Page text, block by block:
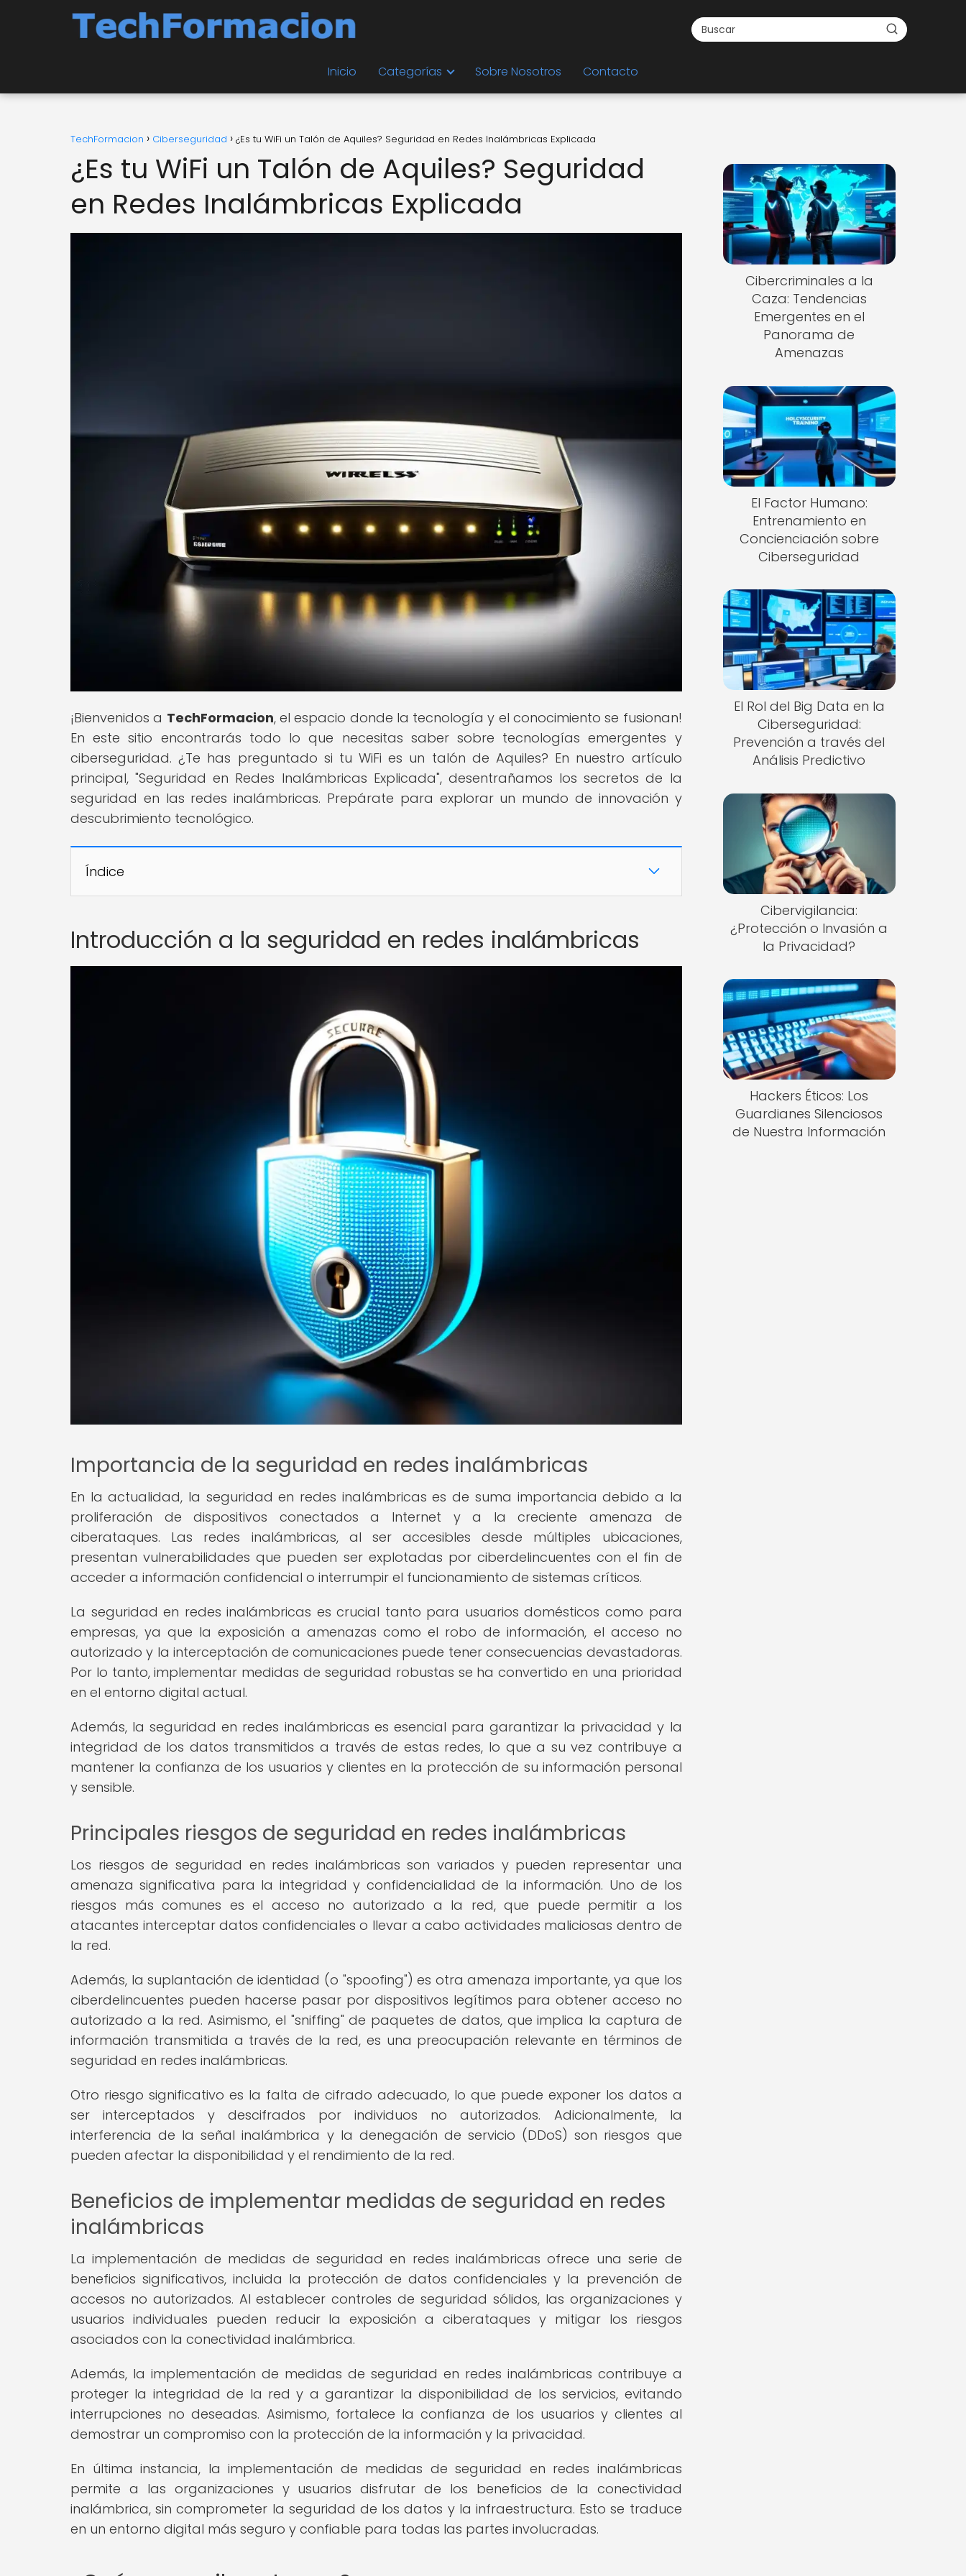
Inicio Categorías Sobre Nosotros Contacto
TechFormacion Ciberseguridad ¿Es tu WiFi un Talón de Aquiles? Seguridad en Redes Inalámbricas Explicada
¿Es tu WiFi un Talón de Aquiles? Seguridad
en Redes Inalámbricas Explicada
¡Bienvenidos a TechFormacion, el espacio donde la tecnología y el conocimiento se fusionan!
En este sitio encontrarás todo lo que necesitas saber sobre tecnologías emergentes y
ciberseguridad. ¿Te has preguntado si tu WiFi es un talón de Aquiles? En nuestro artículo
principal, "Seguridad en Redes Inalámbricas Explicada", desentrañamos los secretos de la
seguridad en las redes inalámbricas. Prepárate para explorar un mundo de innovación y
descubrimiento tecnológico.
Índice
Introducción a la seguridad en redes inalámbricas
Importancia de la seguridad en redes inalámbricas
En la actualidad, la seguridad en redes inalámbricas es de suma importancia debido a la
proliferación de dispositivos conectados a Internet y a la creciente amenaza de
ciberataques. Las redes inalámbricas, al ser accesibles desde múltiples ubicaciones,
presentan vulnerabilidades que pueden ser explotadas por ciberdelincuentes con el fin de
acceder a información confidencial o interrumpir el funcionamiento de sistemas críticos.
La seguridad en redes inalámbricas es crucial tanto para usuarios domésticos como para
empresas, ya que la exposición a amenazas como el robo de información, el acceso no
autorizado y la interceptación de comunicaciones puede tener consecuencias devastadoras.
Por lo tanto, implementar medidas de seguridad robustas se ha convertido en una prioridad
en el entorno digital actual.
Además, la seguridad en redes inalámbricas es esencial para garantizar la privacidad y la
integridad de los datos transmitidos a través de estas redes, lo que a su vez contribuye a
mantener la confianza de los usuarios y clientes en la protección de su información personal
y sensible.
Principales riesgos de seguridad en redes inalámbricas
Los riesgos de seguridad en redes inalámbricas son variados y pueden representar una
amenaza significativa para la integridad y confidencialidad de la información. Uno de los
riesgos más comunes es el acceso no autorizado a la red, que puede permitir a los
atacantes interceptar datos confidenciales o llevar a cabo actividades maliciosas dentro de
la red.
Además, la suplantación de identidad (o "spoofing") es otra amenaza importante, ya que los
ciberdelincuentes pueden hacerse pasar por dispositivos legítimos para obtener acceso no
autorizado a la red. Asimismo, el "sniffing" de paquetes de datos, que implica la captura de
información transmitida a través de la red, es una preocupación relevante en términos de
seguridad en redes inalámbricas.
Otro riesgo significativo es la falta de cifrado adecuado, lo que puede exponer los datos a
ser interceptados y descifrados por individuos no autorizados. Adicionalmente, la
interferencia de la señal inalámbrica y la denegación de servicio (DDoS) son riesgos que
pueden afectar la disponibilidad y el rendimiento de la red.
Beneficios de implementar medidas de seguridad en redes
inalámbricas
La implementación de medidas de seguridad en redes inalámbricas ofrece una serie de
beneficios significativos, incluida la protección de datos confidenciales y la prevención de
accesos no autorizados. Al establecer controles de seguridad sólidos, las organizaciones y
usuarios individuales pueden reducir la exposición a ciberataques y mitigar los riesgos
asociados con la conectividad inalámbrica.
Además, la implementación de medidas de seguridad en redes inalámbricas contribuye a
proteger la integridad de la red y a garantizar la disponibilidad de los servicios, evitando
interrupciones no deseadas. Asimismo, fortalece la confianza de los usuarios y clientes al
demostrar un compromiso con la protección de la información y la privacidad.
En última instancia, la implementación de medidas de seguridad en redes inalámbricas
permite a las organizaciones y usuarios disfrutar de los beneficios de la conectividad
inalámbrica, sin comprometer la seguridad de los datos y la infraestructura. Esto se traduce
en un entorno digital más seguro y confiable para todas las partes involucradas.
Cibercriminales a la
Caza: Tendencias
Emergentes en el
Panorama de
Amenazas
El Factor Humano:
Entrenamiento en
Concienciación sobre
Ciberseguridad
El Rol del Big Data en la
Ciberseguridad:
Prevención a través del
Análisis Predictivo
Cibervigilancia:
¿Protección o Invasión a
la Privacidad?
Hackers Éticos: Los
Guardianes Silenciosos
de Nuestra Información